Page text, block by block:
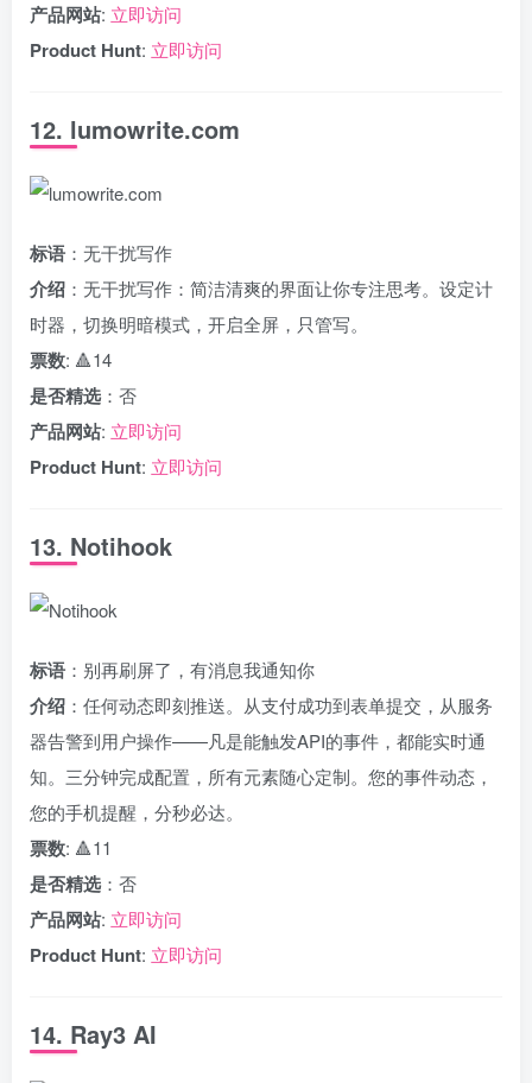
产品网站: 立即访问
Product Hunt: 立即访问
12. lumowrite.com
标语 ：无干扰写作
介绍 ：无干扰写作：简洁清爽的界面让你专注思考。设定计
时器，切换明暗模式，开启全屏，只管写。
票数: 🔺14
是否精选 ：否
产品网站: 立即访问
Product Hunt: 立即访问
13. Notihook
标语 ：别再刷屏了，有消息我通知你
介绍 ：任何动态即刻推送。从支付成功到表单提交，从服务
器告警到用户操作——凡是能触发API的事件，都能实时通
知。三分钟完成配置，所有元素随心定制。您的事件动态，
您的手机提醒，分秒必达。
票数: 🔺11
是否精选 ：否
产品网站: 立即访问
Product Hunt: 立即访问
14. Ray3 AI